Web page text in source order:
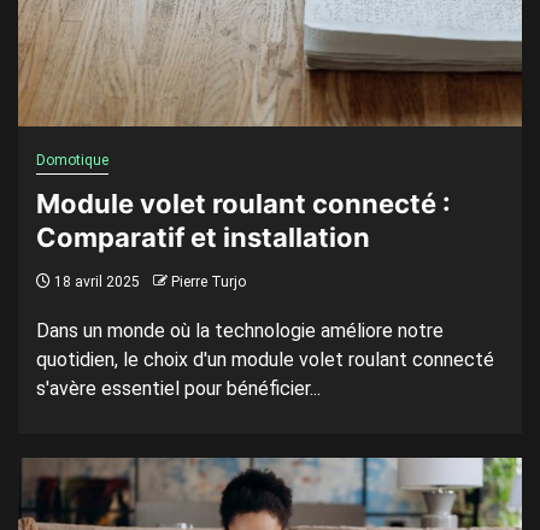
Domotique
Module volet roulant connecté :
Comparatif et installation
18 avril 2025 Pierre Turjo
Dans un monde où la technologie améliore notre
quotidien, le choix d'un module volet roulant connecté
s'avère essentiel pour bénéficier...